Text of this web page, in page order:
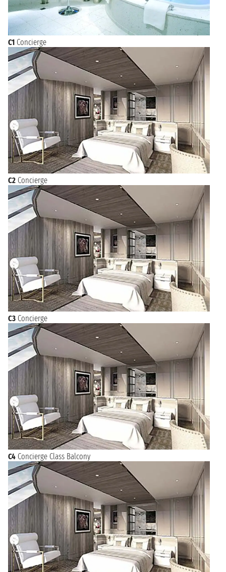
C1 Concierge
C2 Concierge
C3 Concierge
C4 Concierge Class Balcony